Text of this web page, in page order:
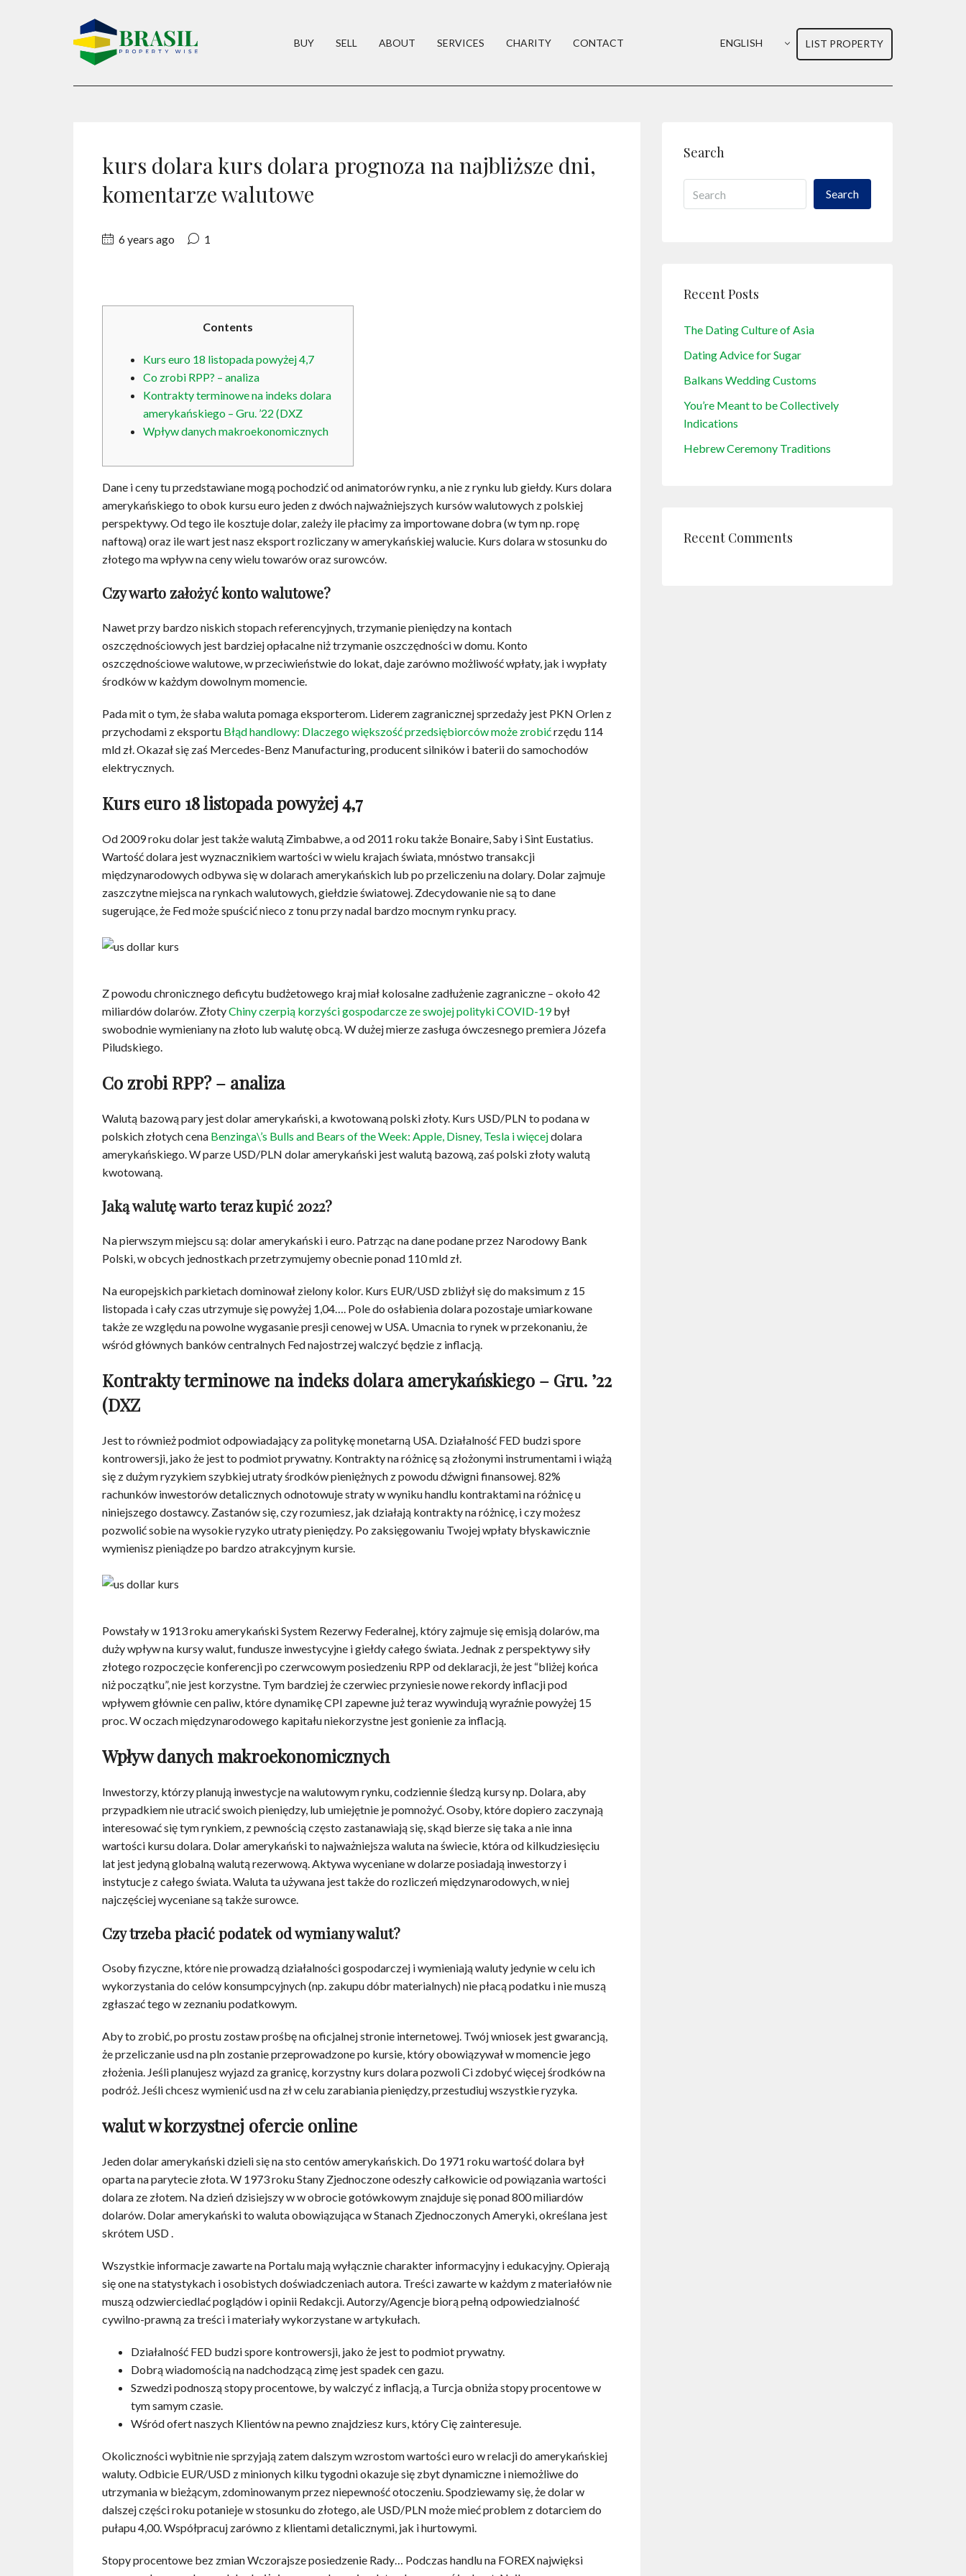
BUY SELL ABOUT SERVICES CHARITY CONTACT ENGLISH LIST PROPERTY
kurs dolara kurs dolara prognoza na najbliższe dni,
komentarze walutowe
6 years ago 1
Contents
Kurs euro 18 listopada powyżej 4,7
Co zrobi RPP? – analiza
Kontrakty terminowe na indeks dolara
amerykańskiego – Gru. ’22 (DXZ
Wpływ danych makroekonomicznych
Dane i ceny tu przedstawiane mogą pochodzić od animatorów rynku, a nie z rynku lub giełdy. Kurs dolara
amerykańskiego to obok kursu euro jeden z dwóch najważniejszych kursów walutowych z polskiej
perspektywy. Od tego ile kosztuje dolar, zależy ile płacimy za importowane dobra (w tym np. ropę
naftową) oraz ile wart jest nasz eksport rozliczany w amerykańskiej walucie. Kurs dolara w stosunku do
złotego ma wpływ na ceny wielu towarów oraz surowców.
Czy warto założyć konto walutowe?
Nawet przy bardzo niskich stopach referencyjnych, trzymanie pieniędzy na kontach
oszczędnościowych jest bardziej opłacalne niż trzymanie oszczędności w domu. Konto
oszczędnościowe walutowe, w przeciwieństwie do lokat, daje zarówno możliwość wpłaty, jak i wypłaty
środków w każdym dowolnym momencie.
Pada mit o tym, że słaba waluta pomaga eksporterom. Liderem zagranicznej sprzedaży jest PKN Orlen z
przychodami z eksportu Błąd handlowy: Dlaczego większość przedsiębiorców może zrobićrzędu 114
mld zł. Okazał się zaś Mercedes-Benz Manufacturing, producent silników i baterii do samochodów
elektrycznych.
Kurs euro 18 listopada powyżej 4,7
Od 2009 roku dolar jest także walutą Zimbabwe, a od 2011 roku także Bonaire, Saby i Sint Eustatius.
Wartość dolara jest wyznacznikiem wartości w wielu krajach świata, mnóstwo transakcji
międzynarodowych odbywa się w dolarach amerykańskich lub po przeliczeniu na dolary. Dolar zajmuje
zaszczytne miejsca na rynkach walutowych, giełdzie światowej. Zdecydowanie nie są to dane
sugerujące, że Fed może spuścić nieco z tonu przy nadal bardzo mocnym rynku pracy.
Z powodu chronicznego deficytu budżetowego kraj miał kolosalne zadłużenie zagraniczne – około 42
miliardów dolarów. ZłotyChiny czerpią korzyści gospodarcze ze swojej polityki COVID-19był
swobodnie wymieniany na złoto lub walutę obcą. W dużej mierze zasługa ówczesnego premiera Józefa
Piludskiego.
Co zrobi RPP? – analiza
Walutą bazową pary jest dolar amerykański, a kwotowaną polski złoty. Kurs USD/PLN to podana w
polskich złotych cena Benzinga\’s Bulls and Bears of the Week: Apple, Disney, Tesla i więcejdolara
amerykańskiego. W parze USD/PLN dolar amerykański jest walutą bazową, zaś polski złoty walutą
kwotowaną.
Jaką walutę warto teraz kupić 2022?
Na pierwszym miejscu są: dolar amerykański i euro. Patrząc na dane podane przez Narodowy Bank
Polski, w obcych jednostkach przetrzymujemy obecnie ponad 110 mld zł.
Na europejskich parkietach dominował zielony kolor. Kurs EUR/USD zbliżył się do maksimum z 15
listopada i cały czas utrzymuje się powyżej 1,04…. Pole do osłabienia dolara pozostaje umiarkowane
także ze względu na powolne wygasanie presji cenowej w USA. Umacnia to rynek w przekonaniu, że
wśród głównych banków centralnych Fed najostrzej walczyć będzie z inflacją.
Kontrakty terminowe na indeks dolara amerykańskiego – Gru. ’22
(DXZ
Jest to również podmiot odpowiadający za politykę monetarną USA. Działalność FED budzi spore
kontrowersji, jako że jest to podmiot prywatny. Kontrakty na różnicę są złożonymi instrumentami i wiążą
się z dużym ryzykiem szybkiej utraty środków pieniężnych z powodu dźwigni finansowej. 82%
rachunków inwestorów detalicznych odnotowuje straty w wyniku handlu kontraktami na różnicę u
niniejszego dostawcy. Zastanów się, czy rozumiesz, jak działają kontrakty na różnicę, i czy możesz
pozwolić sobie na wysokie ryzyko utraty pieniędzy. Po zaksięgowaniu Twojej wpłaty błyskawicznie
wymienisz pieniądze po bardzo atrakcyjnym kursie.
Powstały w 1913 roku amerykański System Rezerwy Federalnej, który zajmuje się emisją dolarów, ma
duży wpływ na kursy walut, fundusze inwestycyjne i giełdy całego świata. Jednak z perspektywy siły
złotego rozpoczęcie konferencji po czerwcowym posiedzeniu RPP od deklaracji, że jest “bliżej końca
niż początku”, nie jest korzystne. Tym bardziej że czerwiec przyniesie nowe rekordy inflacji pod
wpływem głównie cen paliw, które dynamikę CPI zapewne już teraz wywindują wyraźnie powyżej 15
proc. W oczach międzynarodowego kapitału niekorzystne jest gonienie za inflacją.
Wpływ danych makroekonomicznych
Inwestorzy, którzy planują inwestycje na walutowym rynku, codziennie śledzą kursy np. Dolara, aby
przypadkiem nie utracić swoich pieniędzy, lub umiejętnie je pomnożyć. Osoby, które dopiero zaczynają
interesować się tym rynkiem, z pewnością często zastanawiają się, skąd bierze się taka a nie inna
wartości kursu dolara. Dolar amerykański to najważniejsza waluta na świecie, która od kilkudziesięciu
lat jest jedyną globalną walutą rezerwową. Aktywa wyceniane w dolarze posiadają inwestorzy i
instytucje z całego świata. Waluta ta używana jest także do rozliczeń międzynarodowych, w niej
najczęściej wyceniane są także surowce.
Czy trzeba płacić podatek od wymiany walut?
Osoby fizyczne, które nie prowadzą działalności gospodarczej i wymieniają waluty jedynie w celu ich
wykorzystania do celów konsumpcyjnych (np. zakupu dóbr materialnych) nie płacą podatku i nie muszą
zgłaszać tego w zeznaniu podatkowym.
Aby to zrobić, po prostu zostaw prośbę na oficjalnej stronie internetowej. Twój wniosek jest gwarancją,
że przeliczanie usd na pln zostanie przeprowadzone po kursie, który obowiązywał w momencie jego
złożenia. Jeśli planujesz wyjazd za granicę, korzystny kurs dolara pozwoli Ci zdobyć więcej środków na
podróż. Jeśli chcesz wymienić usd na zł w celu zarabiania pieniędzy, przestudiuj wszystkie ryzyka.
walut w korzystnej ofercie online
Jeden dolar amerykański dzieli się na sto centów amerykańskich. Do 1971 roku wartość dolara był
oparta na parytecie złota. W 1973 roku Stany Zjednoczone odeszły całkowicie od powiązania wartości
dolara ze złotem. Na dzień dzisiejszy w w obrocie gotówkowym znajduje się ponad 800 miliardów
dolarów. Dolar amerykański to waluta obowiązująca w Stanach Zjednoczonych Ameryki, określana jest
skrótem USD .
Wszystkie informacje zawarte na Portalu mają wyłącznie charakter informacyjny i edukacyjny. Opierają
się one na statystykach i osobistych doświadczeniach autora. Treści zawarte w każdym z materiałów nie
muszą odzwierciedlać poglądów i opinii Redakcji. Autorzy/Agencje biorą pełną odpowiedzialność
cywilno-prawną za treści i materiały wykorzystane w artykułach.
Działalność FED budzi spore kontrowersji, jako że jest to podmiot prywatny.
Dobrą wiadomością na nadchodzącą zimę jest spadek cen gazu.
Szwedzi podnoszą stopy procentowe, by walczyć z inflacją, a Turcja obniża stopy procentowe w
tym samym czasie.
Wśród ofert naszych Klientów na pewno znajdziesz kurs, który Cię zainteresuje.
Okoliczności wybitnie nie sprzyjają zatem dalszym wzrostom wartości euro w relacji do amerykańskiej
waluty. Odbicie EUR/USD z minionych kilku tygodni okazuje się zbyt dynamiczne i niemożliwe do
utrzymania w bieżącym, zdominowanym przez niepewność otoczeniu. Spodziewamy się, że dolar w
dalszej części roku potanieje w stosunku do złotego, ale USD/PLN może mieć problem z dotarciem do
pułapu 4,00. Współpracuj zarówno z klientami detalicznymi, jak i hurtowymi.
Stopy procentowe bez zmian Wczorajsze posiedzenie Rady… Podczas handlu na FOREX najwięksi
Search
Search
Recent Posts
The Dating Culture of Asia
Dating Advice for Sugar
Balkans Wedding Customs
You’re Meant to be Collectively
Indications
Hebrew Ceremony Traditions
Recent Comments